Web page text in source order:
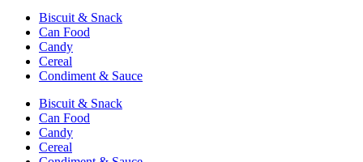
Biscuit & Snack
Can Food
Candy
Cereal
Condiment & Sauce
Biscuit & Snack
Can Food
Candy
Cereal